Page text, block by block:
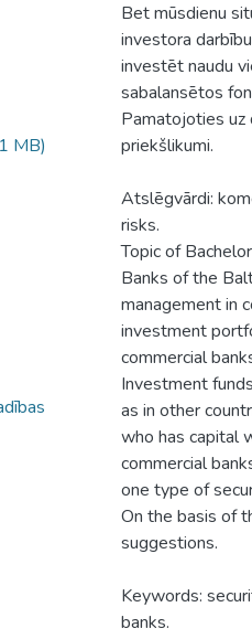
MB)
Bet mūsdienu
investora
investēt naudu
sabalansētos
Pamatojoties uz
priekšlikumi.
Atslēgvārdi:
risks.
Topic of
Banks of the
management in
investment
commercial
Investment
as in other
who has capital
commercial
one type of
On the basis of
suggestions.
Keywords:
banks.